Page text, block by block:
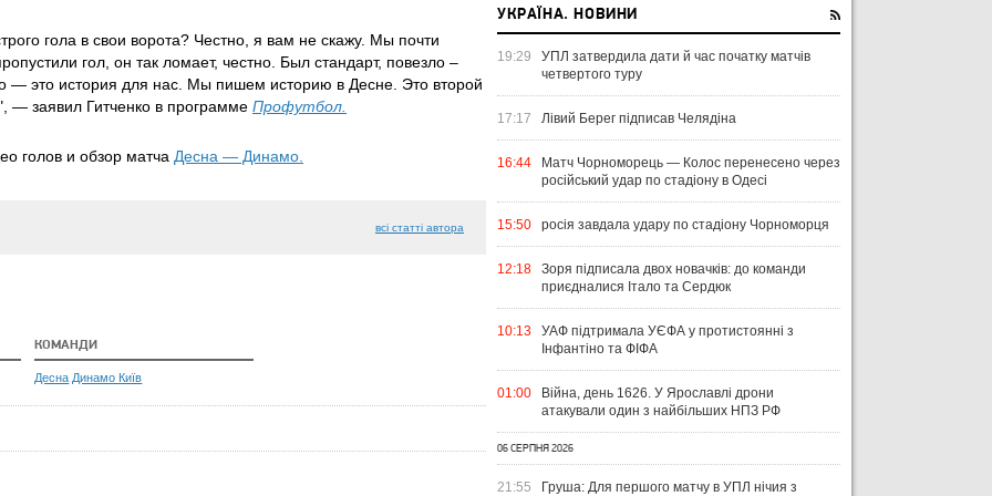
гола в свои ворота? Честно, я вам не скажу. Мы почти
гол, он так ломает, честно. Был стандарт, повезло –
— это история для нас. Мы пишем историю в Десне. Это второй
— заявил Гитченко в программе Профутбол.
голов и обзор матча Десна — Динамо.
всі статті автора
КОМАНДИ
Десна Динамо Київ
УКРАЇНА. НОВИНИ
19:29
УПЛ затвердила дати й час початку матчів
четвертого туру
17:17 Лівий Берег підписав Челядіна
16:44
Матч Чорноморець — Колос перенесено через
російський удар по стадіону в Одесі
15:50 росія завдала удару по стадіону Чорноморця
12:18
Зоря підписала двох новачків: до команди
приєдналися Італо та Сердюк
10:13
УАФ підтримала УЄФА у протистоянні з
Інфантіно та ФІФА
01:00
Війна, день 1626. У Ярославлі дрони
атакували один з найбільших НПЗ РФ
06 СЕРПНЯ 2026
21:55
Груша: Для першого матчу в УПЛ нічия з